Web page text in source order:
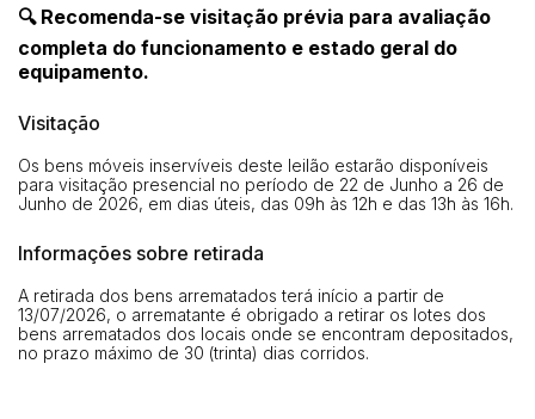
🔍 Recomenda-se visitação prévia para avaliação
completa do funcionamento e estado geral do
equipamento.
Visitação
Os bens móveis inservíveis deste leilão estarão disponíveis
para visitação presencial no período de 22 de Junho a 26 de
Junho de 2026, em dias úteis, das 09h às 12h e das 13h às 16h.
Informações sobre retirada
A retirada dos bens arrematados terá início a partir de
13/07/2026, o arrematante é obrigado a retirar os lotes dos
bens arrematados dos locais onde se encontram depositados,
no prazo máximo de 30 (trinta) dias corridos.
Envie sua Proposta
(Art. 895, CPC)
Histórico de Propostas
Data Usuário Valor
propostas